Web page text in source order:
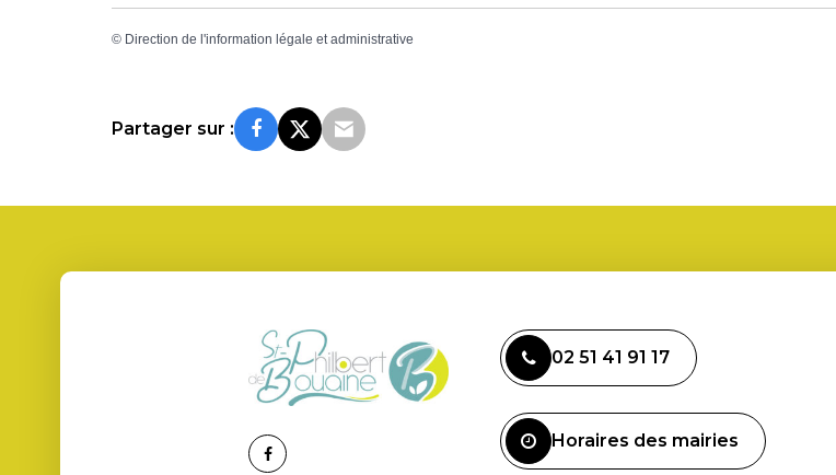
© Direction de l'information légale et administrative
Partager sur :
Lien
02 51 41 91 17
Horaires des mairies